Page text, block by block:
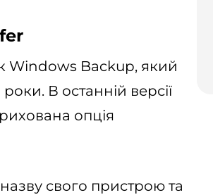
Windows Backup, який
В останній версії
опція
назву свого пристрою та